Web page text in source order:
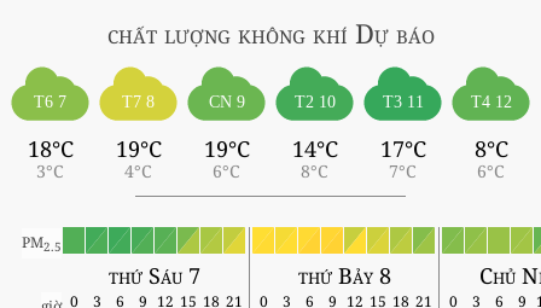
chất lượng không khí Dự báo
T6 7
18°C
3°C
T7 8
19°C
4°C
CN 9
19°C
6°C
T2 10
14°C
8°C
T3 11
17°C
7°C
T4 12
8°C
6°C
PM2.5
thứ Sáu 7 thứ Bảy 8 Chủ
0 3 6 9 12 15 18 21 0 3 6 9 12 15 18 21 0 3 6 9